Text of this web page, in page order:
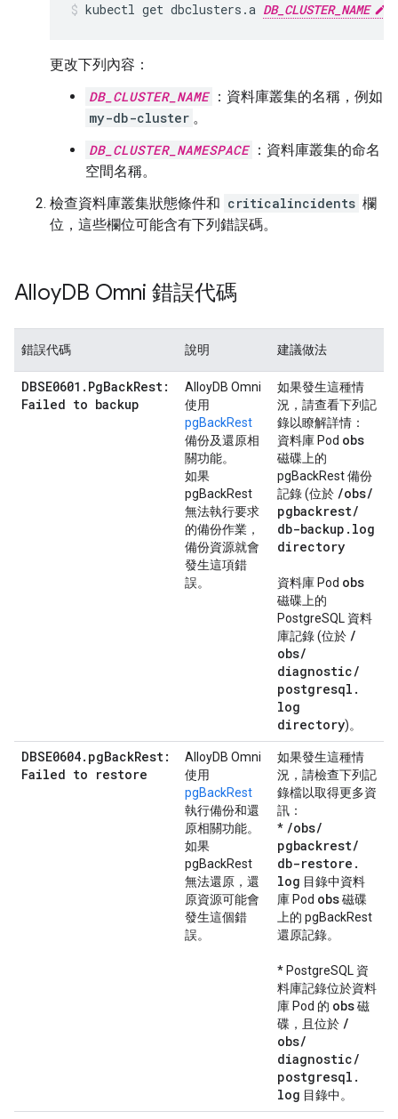
kubectl get dbclusters.a DB_CLUSTER_NAME
更改下列內容：
DB_CLUSTER_NAME ：資料庫叢集的名稱，例如
my-db-cluster 。
DB_CLUSTER_NAMESPACE ：資料庫叢集的命名
空間名稱。
檢查資料庫叢集狀態條件和 criticalincidents 欄
位，這些欄位可能含有下列錯誤碼。
AlloyDB Omni 錯誤代碼
錯誤代碼 說明 建議做法
DBSE0601.PgBackRest:
Failed to backup
AlloyDB Omni
使用
pgBackRest
備份及還原相
關功能。
如果
pgBackRest
無法執行要求
的備份作業，
備份資源就會
發生這項錯
誤。
如果發生這種情
況，請查看下列記
錄以瞭解詳情：
資料庫 Pod obs
磁碟上的
pgBackRest 備份
記錄 (位於 /obs/
pgbackrest/
db-backup . log
directory
資料庫 Pod obs
磁碟上的
PostgreSQL 資料
庫記錄 (位於 /
obs/
diagnostic/
postgresql .
log
directory)。
DBSE0604.pgBackRest:
Failed to restore
AlloyDB Omni
使用
pgBackRest
執行備份和還
原相關功能。
如果
pgBackRest
無法還原，還
原資源可能會
發生這個錯
誤。
如果發生這種情
況，請檢查下列記
錄檔以取得更多資
訊：
* /obs/
pgbackrest/
db-restore .
log 目錄中資料
庫 Pod obs磁碟
上的 pgBackRest
還原記錄。
* PostgreSQL 資
料庫記錄位於資料
庫 Pod 的 obs磁
碟，且位於 /
obs/
diagnostic/
postgresql .
log 目錄中。